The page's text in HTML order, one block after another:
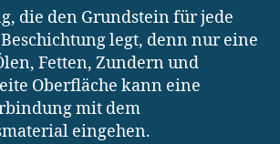
die den Grundstein für jede
legt, denn nur eine
Fetten, Zundern und
Oberfläche kann eine
mit dem
eingehen.